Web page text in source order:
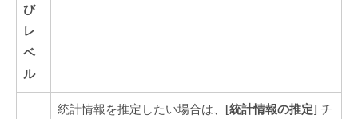
び
レ
ベ
ル
統計情報を推定したい場合は、 [統計情報の推定] チ